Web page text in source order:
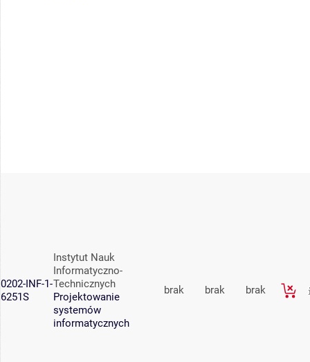
0202-INF-1-
6251S
Instytut Nauk
Informatyczno-
Technicznych
Projektowanie
systemów
informatycznych
brak brak brak